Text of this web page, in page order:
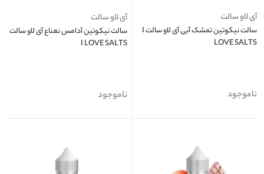
آی لاو سالت
سالت نیکوتین تمشک آبی آی لاو سالت I
LOVE SALTS
ناموجود
آی لاو سالت
سالت نیکوتین آدامس نعناع آی لاو سالت
I LOVE SALTS
ناموجود